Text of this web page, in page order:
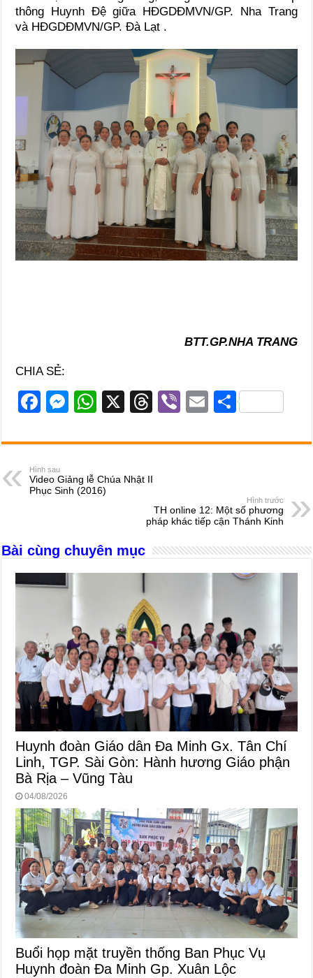
thông Huynh Đệ giữa HĐGDĐMVN/GP. Nha Trang
và HĐGDĐMVN/GP. Đà Lạt .
BTT.GP.NHA TRANG
CHIA SẺ:
F
c
e
b
k
M
ss
n
W
at
A
X
T
e
s
Vi
er
E
ail
S
ar
Hình sau
Video Giảng lễ Chúa Nhật II
Phục Sinh (2016)
Hình trước
TH online 12: Một số phương
pháp khác tiếp cận Thánh Kinh
Bài cùng chuyên mục
Huynh đoàn Giáo dân Đa Minh Gx. Tân Chí
Linh, TGP. Sài Gòn: Hành hương Giáo phận
Bà Rịa – Vũng Tàu
04/08/2026
Buổi họp mặt truyền thống Ban Phục Vụ
Huynh đoàn Đa Minh Gp. Xuân Lộc